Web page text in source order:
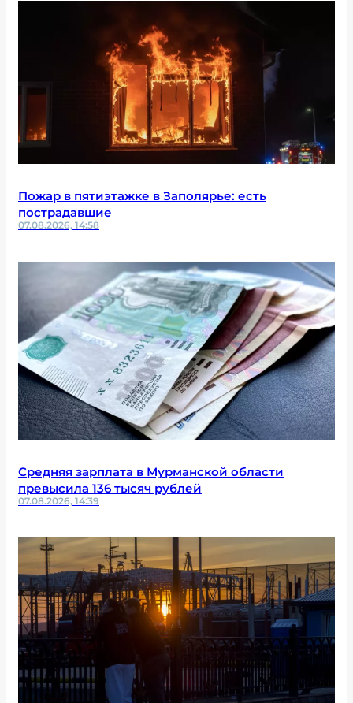
Пожар в пятиэтажке в Заполярье: есть
пострадавшие
07.08.2026, 14:58
Средняя зарплата в Мурманской области
превысила 136 тысяч рублей
07.08.2026, 14:39